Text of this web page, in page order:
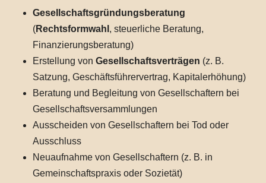
Gesellschaftsgründungsberatung
(Rechtsformwahl , steuerliche Beratung,
Finanzierungsberatung)
Erstellung von Gesellschaftsverträgen (z. B.
Satzung, Geschäftsführervertrag, Kapitalerhöhung)
Beratung und Begleitung von Gesellschaftern bei
Gesellschaftsversammlungen
Ausscheiden von Gesellschaftern bei Tod oder
Ausschluss
Neuaufnahme von Gesellschaftern (z. B. in
Gemeinschaftspraxis oder Sozietät)